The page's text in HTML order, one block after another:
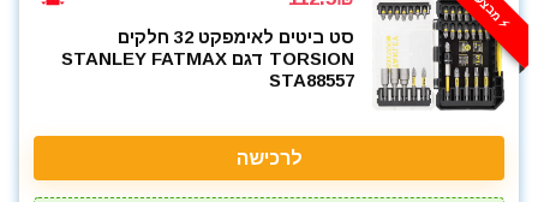
סט ביטים לאימפקט 32 חלקים
TORSION דגם STANLEY FATMAX
STA88557
לרכישה